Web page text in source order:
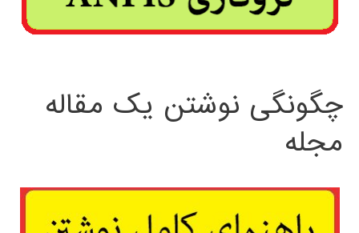
چگونگی نوشتن یک مقاله
مجله